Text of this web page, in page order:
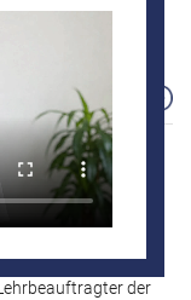
über Historie,
von mRNA.
und
Überblick
– und lädt
Berliner Centrum
und
der